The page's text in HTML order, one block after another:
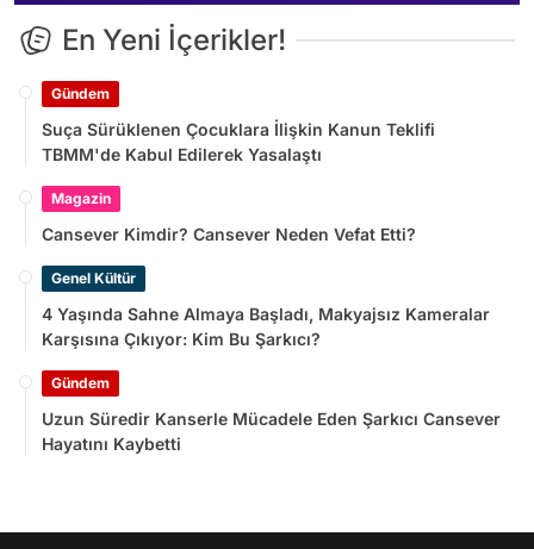
En Yeni İçerikler!
Gündem
Suça Sürüklenen Çocuklara İlişkin Kanun Teklifi
TBMM'de Kabul Edilerek Yasalaştı
Magazin
Cansever Kimdir? Cansever Neden Vefat Etti?
Genel Kültür
4 Yaşında Sahne Almaya Başladı, Makyajsız Kameralar
Karşısına Çıkıyor: Kim Bu Şarkıcı?
Gündem
Uzun Süredir Kanserle Mücadele Eden Şarkıcı Cansever
Hayatını Kaybetti